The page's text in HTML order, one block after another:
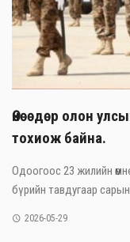
Өнөөдөр олон
тохиож байна.
Одоогоос 23 жилийн
бүрийн тавдугаар
2026-05-29